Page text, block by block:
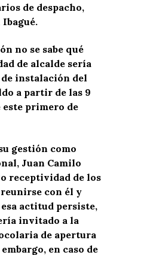
de despacho,
Ibagué.
no se sabe qué
de alcalde sería
instalación del
a partir de las 9
este primero de
gestión como
Juan Camilo
receptividad de los
con él y
actitud persiste,
invitado a la
de apertura
en caso de